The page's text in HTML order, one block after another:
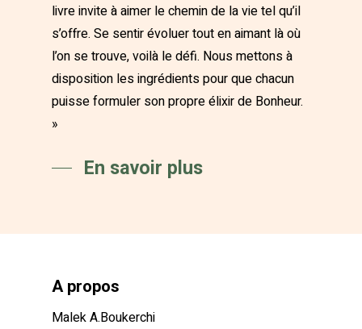
livre invite à aimer le chemin de la vie tel qu’il
s’offre. Se sentir évoluer tout en aimant là où
l’on se trouve, voilà le défi. Nous mettons à
disposition les ingrédients pour que chacun
puisse formuler son propre élixir de Bonheur.
»
En savoir plus
A propos
Malek A.Boukerchi